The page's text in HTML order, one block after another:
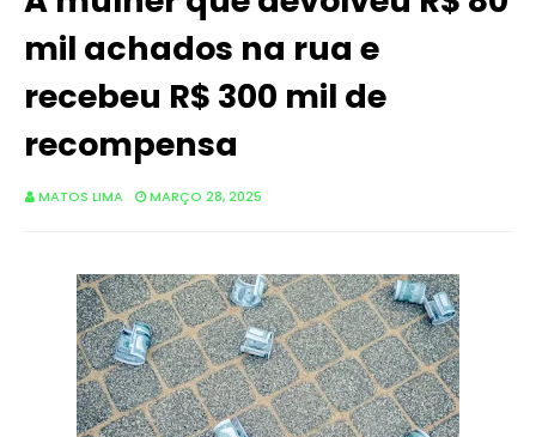
mil achados na rua e
recebeu R$ 300 mil de
recompensa
MATOS LIMA MARÇO 28, 2025